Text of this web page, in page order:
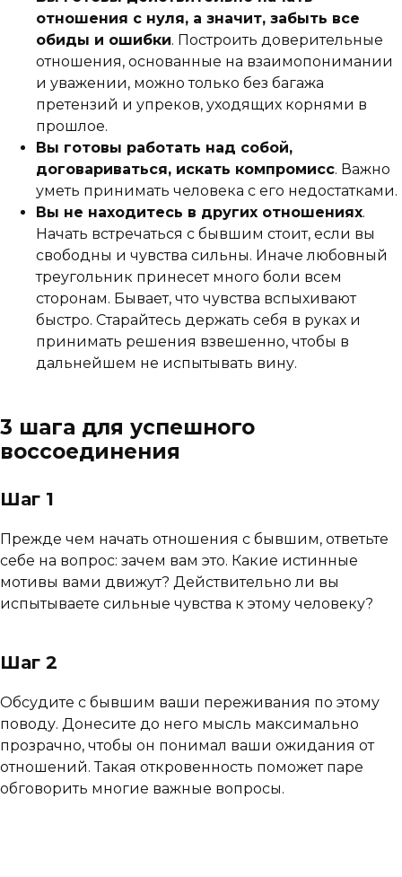
отношения с нуля, а значит, забыть все
обиды и ошибки. Построить доверительные
отношения, основанные на взаимопонимании
и уважении, можно только без багажа
претензий и упреков, уходящих корнями в
прошлое.
Вы готовы работать над собой,
договариваться, искать компромисс. Важно
уметь принимать человека с его недостатками.
Вы не находитесь в других отношениях.
Начать встречаться с бывшим стоит, если вы
свободны и чувства сильны. Иначе любовный
треугольник принесет много боли всем
сторонам. Бывает, что чувства вспыхивают
быстро. Старайтесь держать себя в руках и
принимать решения взвешенно, чтобы в
дальнейшем не испытывать вину.
3 шага для успешного
воссоединения
Шаг 1
Прежде чем начать отношения с бывшим, ответьте
себе на вопрос: зачем вам это. Какие истинные
мотивы вами движут? Действительно ли вы
испытываете сильные чувства к этому человеку?
Шаг 2
Обсудите с бывшим ваши переживания по этому
поводу. Донесите до него мысль максимально
прозрачно, чтобы он понимал ваши ожидания от
отношений. Такая откровенность поможет паре
обговорить многие важные вопросы.